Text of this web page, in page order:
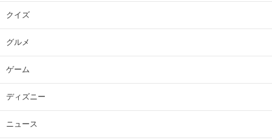
クイズ
グルメ
ゲーム
ディズニー
ニュース